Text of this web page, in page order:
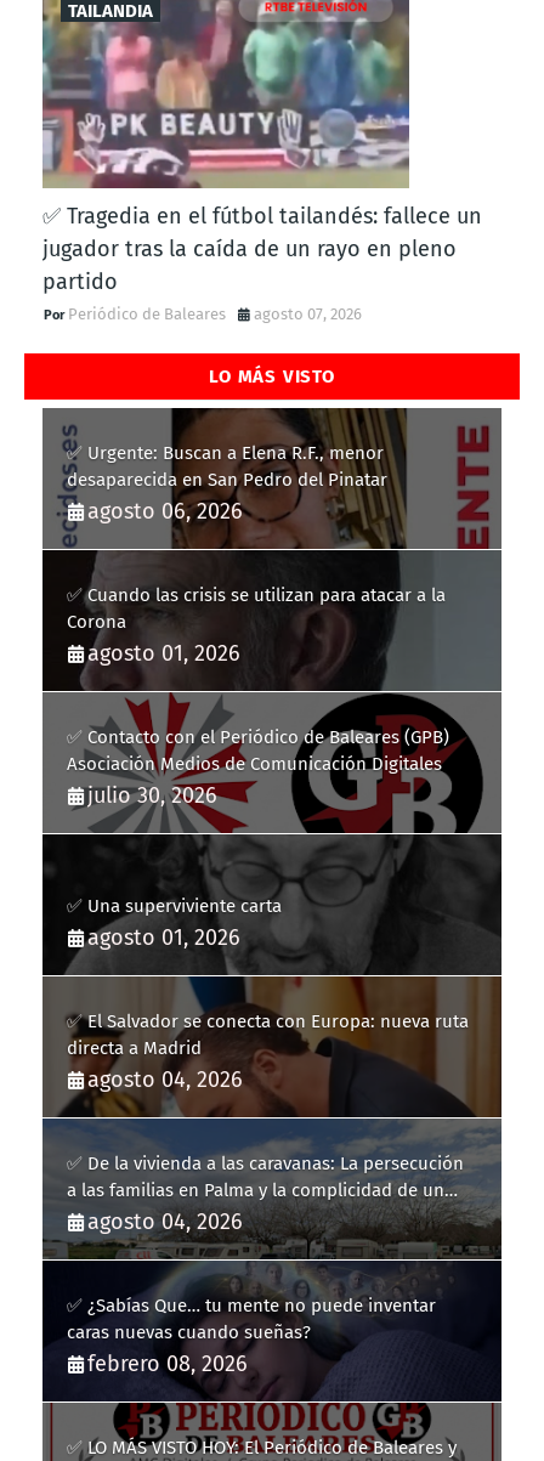
TAILANDIA
✅ Tragedia en el fútbol tailandés: fallece un
jugador tras la caída de un rayo en pleno
partido
Periódico de Baleares agosto 07, 2026
LO MÁS VISTO
✅ Urgente: Buscan a Elena R.F., menor
desaparecida en San Pedro del Pinatar
agosto 06, 2026
✅ Cuando las crisis se utilizan para atacar a la
Corona
agosto 01, 2026
✅ Contacto con el Periódico de Baleares (GPB)
Asociación Medios de Comunicación Digitales
julio 30, 2026
✅ Una superviviente carta
agosto 01, 2026
✅ El Salvador se conecta con Europa: nueva ruta
directa a Madrid
agosto 04, 2026
✅ De la vivienda a las caravanas: La persecución
a las familias en Palma y la complicidad de un
fracaso heredado
agosto 04, 2026
✅ ¿Sabías Que… tu mente no puede inventar
caras nuevas cuando sueñas?
febrero 08, 2026
✅ LO MÁS VISTO HOY: El Periódico de Baleares y